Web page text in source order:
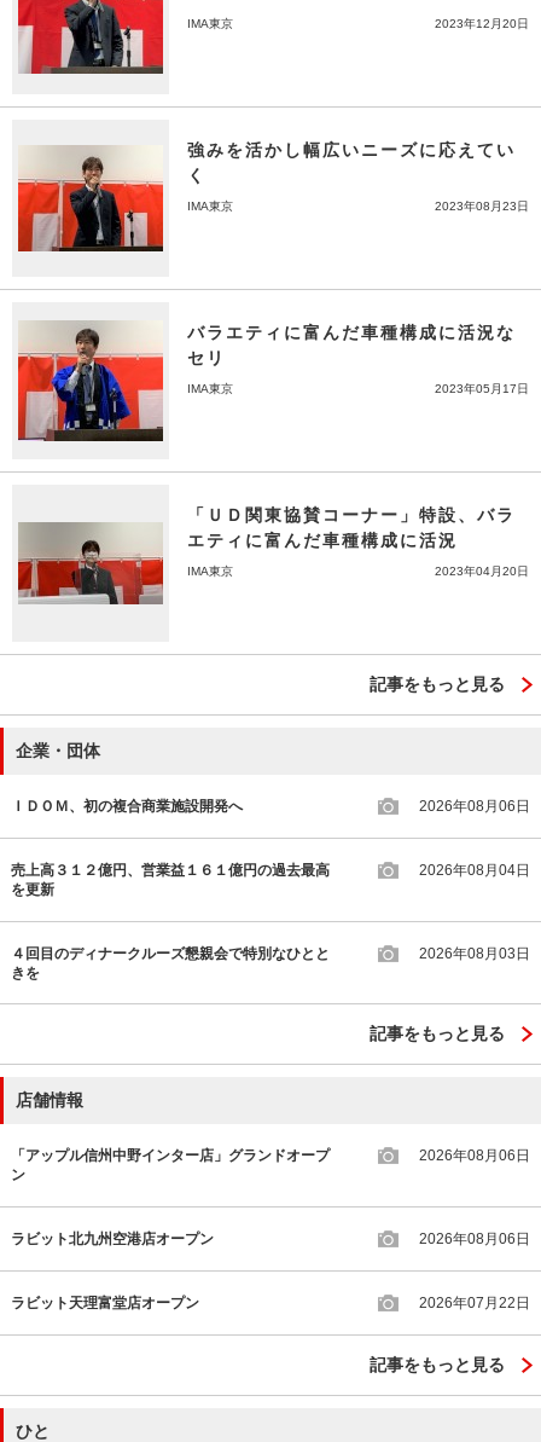
IMA東京 2023年12月20日
強みを活かし幅広いニーズに応えてい
く
IMA東京 2023年08月23日
バラエティに富んだ車種構成に活況な
セリ
IMA東京 2023年05月17日
「ＵＤ関東協賛コーナー」特設、バラ
エティに富んだ車種構成に活況
IMA東京 2023年04月20日
記事をもっと見る
企業・団体
ＩＤＯＭ、初の複合商業施設開発へ 2026年08月06日
売上高３１２億円、営業益１６１億円の過去最高
を更新
2026年08月04日
４回目のディナークルーズ懇親会で特別なひとと
きを
2026年08月03日
記事をもっと見る
店舗情報
「アップル信州中野インター店」グランドオープ
ン
2026年08月06日
ラビット北九州空港店オープン 2026年08月06日
ラビット天理富堂店オープン 2026年07月22日
記事をもっと見る
ひと